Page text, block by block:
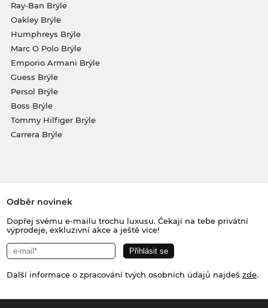
Ray-Ban Brýle
Oakley Brýle
Humphreys Brýle
Marc O Polo Brýle
Emporio Armani Brýle
Guess Brýle
Persol Brýle
Boss Brýle
Tommy Hilfiger Brýle
Carrera Brýle
Odběr novinek
Dopřej svému e-mailu trochu luxusu. Čekají na tebe privátní
výprodeje, exkluzivní akce a ještě více!
Další informace o zpracování tvých osobních údajů najdeš zde.